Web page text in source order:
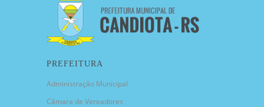
PREFEITURA
Administração Municipal
Câmara de Vereadores